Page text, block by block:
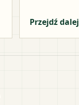
Przejdź dalej